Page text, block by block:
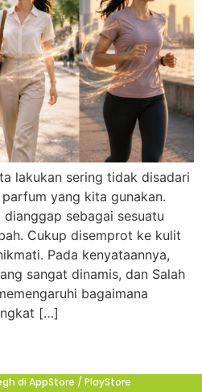
lakukan sering tidak disadari
yang kita gunakan.
sebagai sesuatu
Cukup disemprot ke kulit
Pada kenyataannya,
sangat dinamis, dan Salah
bagaimana
[…]
di AppStore / PlayStore